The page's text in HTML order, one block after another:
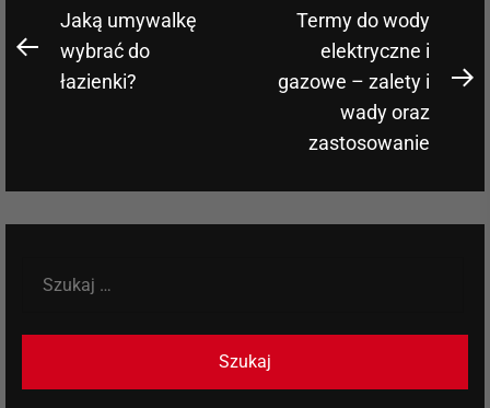
Nawigacja
wpisu
Previous
Jaką umywalkę
wybrać do
łazienki?
Termy do wody
elektryczne i
gazowe – zalety i
wady oraz
zastosowanie